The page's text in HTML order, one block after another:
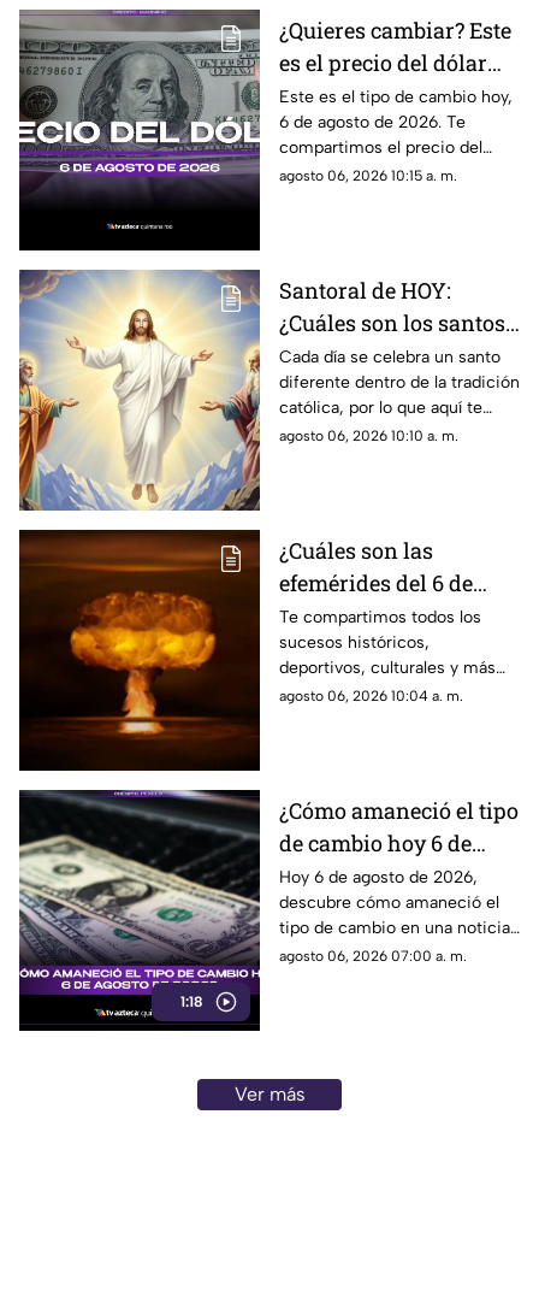
¿Quieres cambiar? Este
es el precio del dólar
estadounidense HOY, 6
de agosto de 2026 en
Cancún
Este es el tipo de cambio hoy,
6 de agosto de 2026. Te
compartimos el precio del
dólar hoy en Cancún, así como
agosto 06, 2026 10:15 a. m.
Santoral de HOY:
¿Cuáles son los santos
que se celebran este
jueves 6 de agosto de
2026?
Cada día se celebra un santo
diferente dentro de la tradición
católica, por lo que aquí te
compartimos el santoral
agosto 06, 2026 10:10 a. m.
¿Cuáles son las
efemérides del 6 de
agosto? Conoce lo que
se celebra un día como
hoy en México y el
mundo
Te compartimos todos los
sucesos históricos,
deportivos, culturales y más
que marcaron las efemérides
agosto 06, 2026 10:04 a. m.
1:18
¿Cómo amaneció el tipo
de cambio hoy 6 de
agosto de 2026?
Hoy 6 de agosto de 2026,
descubre cómo amaneció el
tipo de cambio en una noticia
que impactará tus finanzas.
agosto 06, 2026 07:00 a. m.
Ver más